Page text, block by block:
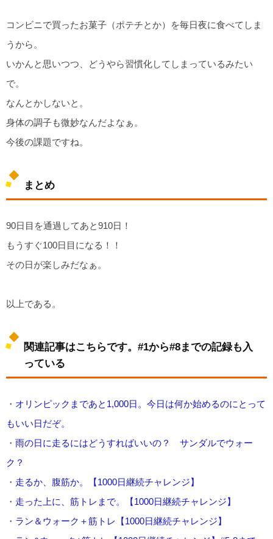
コンビニで買ったお菓子（ポテチとか）を毎日夜に食べてしま
うから。
いかんと思いつつ、どうやら習慣化してしまっているみたい
で。
なんとかしないと。
身体の調子も微妙なんだよなぁ。
今後の課題ですね。
まとめ
90日目を通過してあと910日！
もうすぐ100日目になる！！
その日が楽しみだなぁ。
以上である。
関連記事はこちらです。#1から#8までの記録も入
っている
・ オリンピックまであと1,000日。今日は何か始めるのにとって
もいい日だぞ。
・ 雨の日に走るにはどうすればいいの？ サンダルでウォー
ク？
・ 走るか、腹筋か。【1000日継続チャレンジ】
・ 走った上に、筋トレまで。【1000日継続チャレンジ】
・ ラン＆ウォーク＋筋トレ【1000日継続チャレンジ】